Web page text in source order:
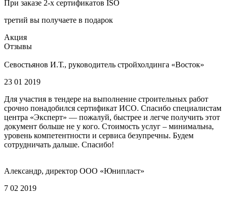
При заказе 2-х сертификатов ISO
третий вы получаете в подарок
Акция
Отзывы
Севостьянов И.Т., руководитель стройхолдинга «Восток»
23 01 2019
Для участия в тендере на выполнение строительных работ
срочно понадобился сертификат ИСО. Спасибо специалистам
центра «Эксперт» — пожалуй, быстрее и легче получить этот
документ больше не у кого. Стоимость услуг – минимальна,
уровень компетентности и сервиса безупречны. Будем
сотрудничать дальше. Спасибо!
Александр, директор ООО «Юнипласт»
7 02 2019